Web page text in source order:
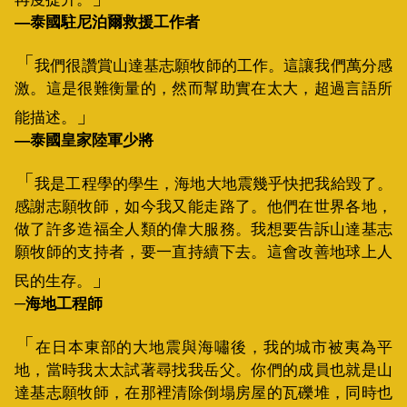
—泰國駐尼泊爾救援工作者
我們很讚賞山達基志願牧師的工作。這讓我們萬分感
激。這是很難衡量的，然而幫助實在太大，超過言語所
能描述。
—泰國皇家陸軍少將
我是工程學的學生，海地大地震幾乎快把我給毀了。
感謝志願牧師，如今我又能走路了。他們在世界各地，
做了許多造福全人類的偉大服務。我想要告訴山達基志
願牧師的支持者，要一直持續下去。這會改善地球上人
民的生存。
─海地工程師
在日本東部的大地震與海嘯後，我的城市被夷為平
地，當時我太太試著尋找我岳父。你們的成員也就是山
達基志願牧師，在那裡清除倒塌房屋的瓦礫堆，同時也